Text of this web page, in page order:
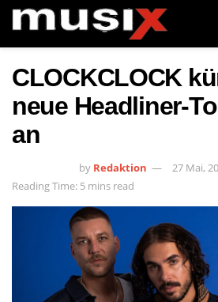
CLOCKCLOCK
neue Headliner-
an
by Redaktion
27 Mai,
Reading Time: 5 mins read